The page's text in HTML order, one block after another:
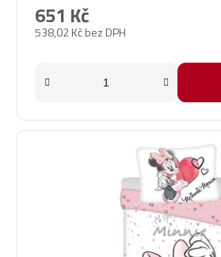
538,02 Kč bez DPH
651 Kč